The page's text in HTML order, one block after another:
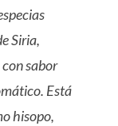
Siria,
sabor
Está
hisopo,